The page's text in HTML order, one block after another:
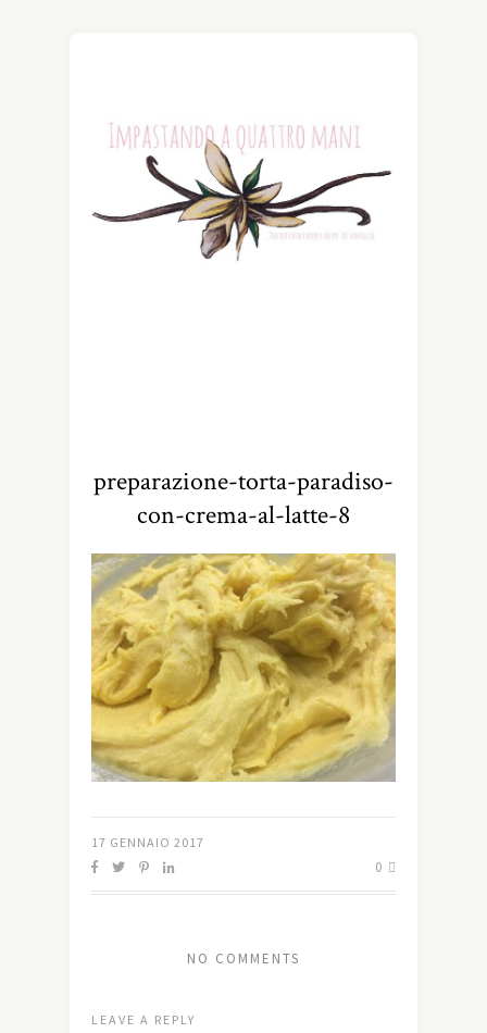
preparazione-torta-paradiso-
con-crema-al-latte-8
17 GENNAIO 2017
0
NO COMMENTS
LEAVE A REPLY